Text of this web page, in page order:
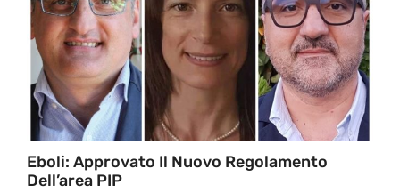
Eboli: Approvato Il Nuovo Regolamento
Dell’area PIP